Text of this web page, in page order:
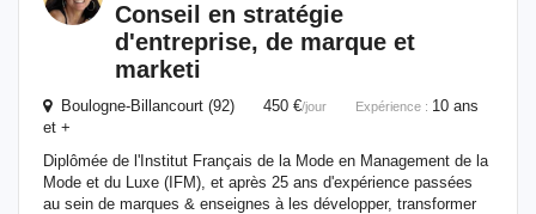
Conseil en stratégie
d'entreprise, de marque et
marketi
Boulogne-Billancourt (92) 450 €/jour Expérience : 10 ans
et +
Diplômée de l'Institut Français de la Mode en Management de la
Mode et du Luxe (IFM), et après 25 ans d'expérience passées
au sein de marques & enseignes à les développer, transformer